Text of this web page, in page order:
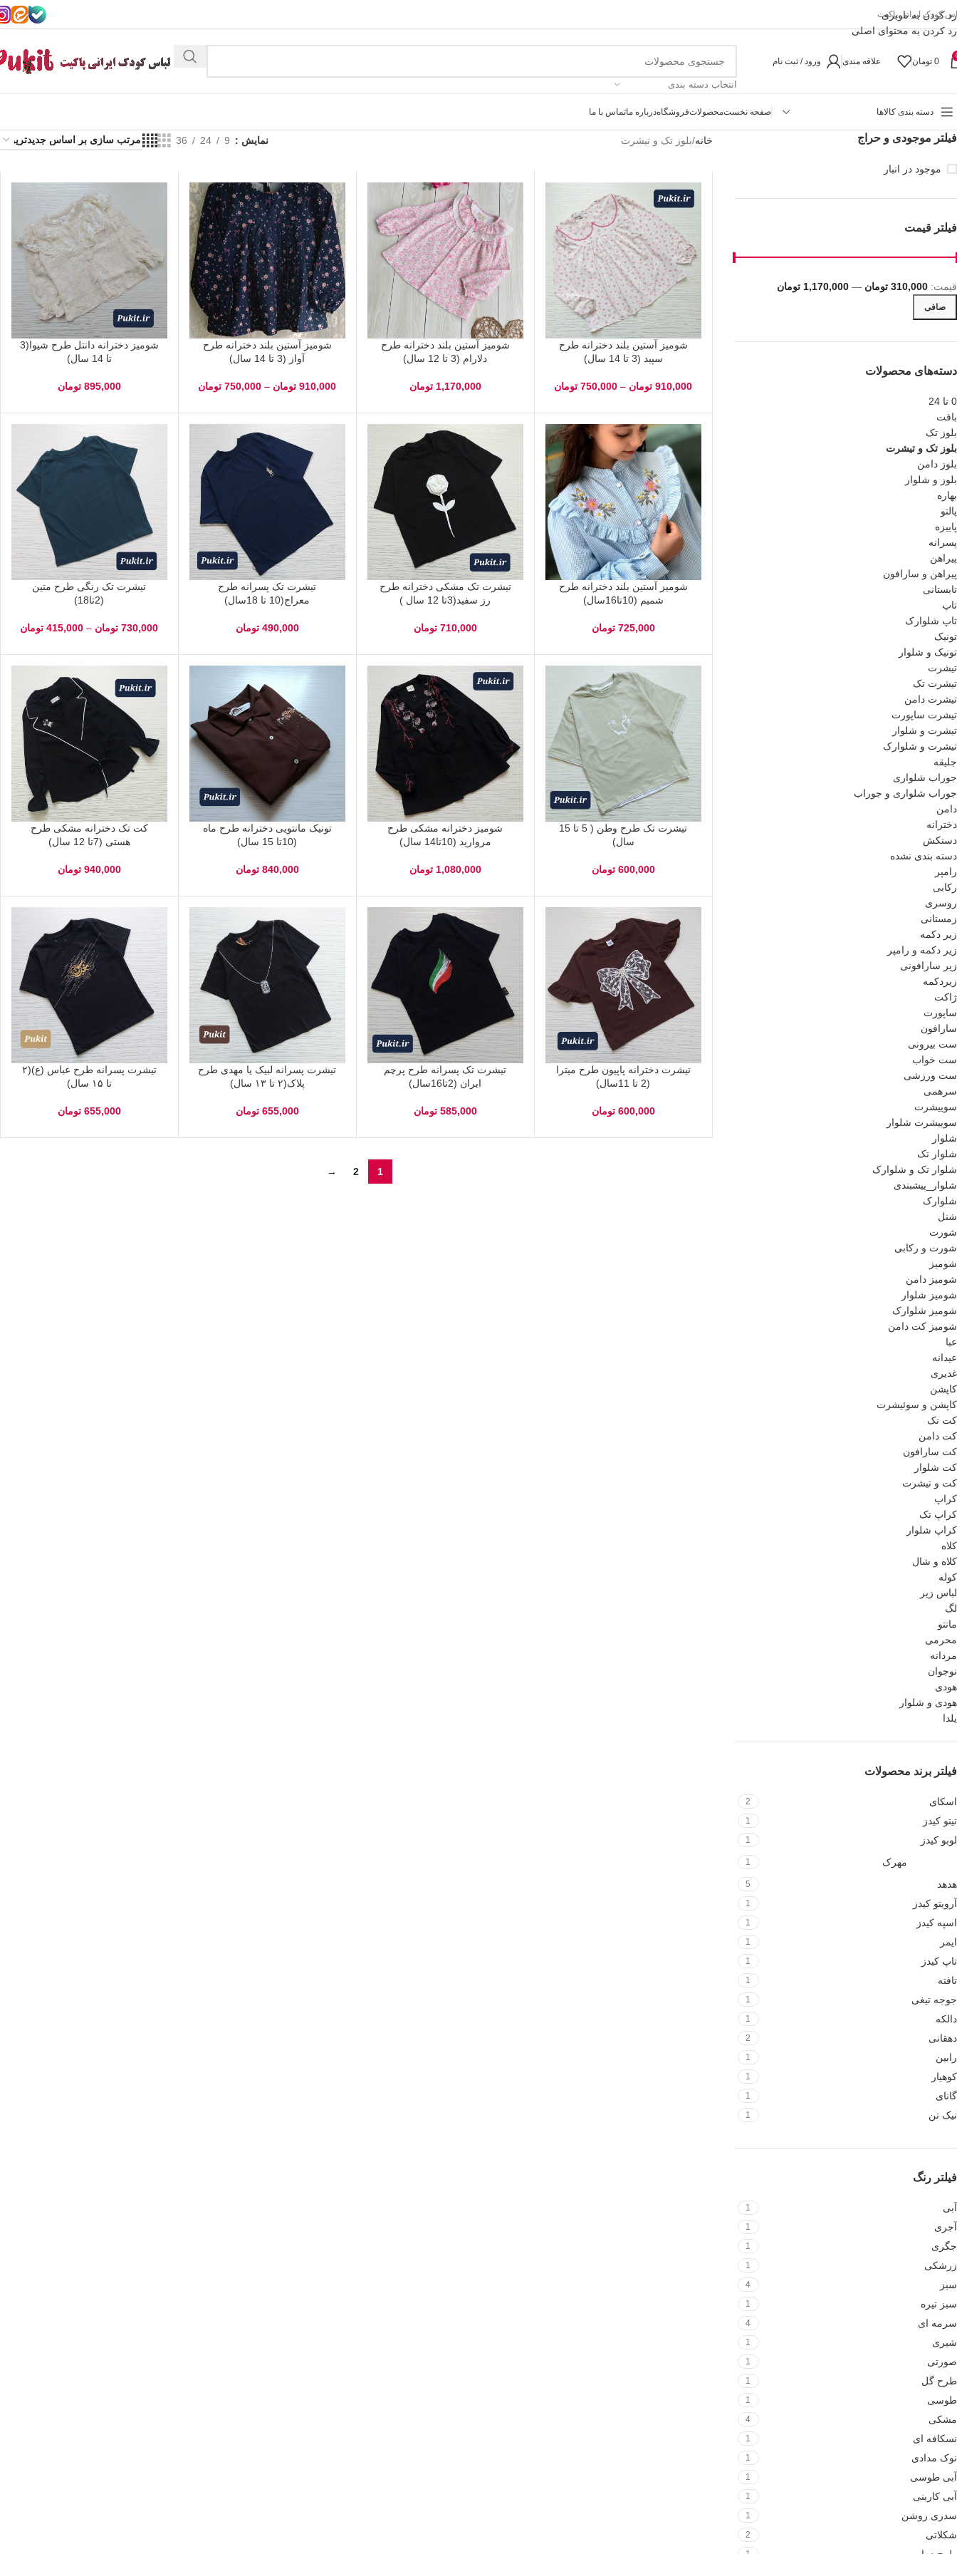
رد کردن به ناوبری
رد کردن به محتوای اصلی
کودک ایرانی پاکیت
0 تومان علاقه مندی ورود / ثبت نام
انتخاب دسته بندی
دسته بندی کالاها صفحه نخستمحصولاتفروشگاهدرباره ماتماس با ما
فیلتر موجودی و حراج
موجود در انبار
فیلتر قیمت
صافی
قيمت: 310,000 تومان — 1,170,000 تومان
دسته‌های محصولات
0 تا 24
بافت
بلوز تک
بلوز تک و تیشرت
بلوز دامن
بلوز و شلوار
بهاره
پالتو
پاییزه
پسرانه
پیراهن
پیراهن و سارافون
تابستانی
تاپ
تاپ شلوارک
تونیک
تونیک و شلوار
تیشرت
تیشرت تک
تیشرت دامن
تیشرت ساپورت
تیشرت و شلوار
تیشرت و شلوارک
جلیقه
جوراب شلواری
جوراب شلواری و جوراب
دامن
دخترانه
دستکش
دسته بندی نشده
رامپر
رکابی
روسری
زمستانی
زیر دکمه
زیر دکمه و رامپر
زیر سارافونی
زیردکمه
ژاکت
ساپورت
سارافون
ست بیرونی
ست خواب
ست ورزشی
سرهمی
سوییشرت
سوییشرت شلوار
شلوار
شلوار تک
شلوار تک و شلوارک
شلوار_پیشبندی
شلوارک
شنل
شورت
شورت و رکابی
شومیز
شومیز دامن
شومیز شلوار
شومیز شلوارک
شومیز کت دامن
عبا
عیدانه
غدیری
کاپشن
کاپشن و سوئیشرت
کت تک
کت دامن
کت سارافون
کت شلوار
کت و تیشرت
کراپ
کراپ تک
کراپ شلوار
کلاه
کلاه و شال
کوله
لباس زیر
لگ
مانتو
محرمی
مردانه
نوجوان
هودی
هودی و شلوار
یلدا
فیلتر برند محصولات
اسکای 2
تیتو کیدز 1
لوبو کیدز 1
مهرک 1
هدهد 5
آرویتو کیدز 1
اسپه کیدز 1
ایمر 1
تاپ کیدز 1
تافته 1
جوجه تیغی 1
دالکه 1
دهقانی 2
رابین 1
کوهیار 1
گانای 1
نیک تن 1
فیلتر رنگ
آبی 1
آجری 1
جگری 1
زرشکی 1
سبز 4
سبز تیره 1
سرمه ای 4
شیری 1
صورتی 1
طرح گل 1
طوسی 1
مشکی 4
نسکافه ای 1
نوک مدادی 1
آبی طوسی 1
آبی کاربنی 1
سدری روشن 1
شکلاتی 2
خانه بلوز تک و تیشرت نمایش 9
24
36
شومیز آستین بلند دخترانه طرح
سپید (3 تا 14 سال)
910,000 تومان –
750,000 تومان
شومیز آستین بلند دخترانه طرح
دلارام (3 تا 12 سال)
1,170,000 تومان
شومیز آستین بلند دخترانه طرح
آواز (3 تا 14 سال)
910,000 تومان –
750,000 تومان
شومیز دخترانه دانتل طرح شیوا(3
تا 14 سال)
895,000 تومان
شومیز آستین بلند دخترانه طرح
شمیم (10تا16سال)
725,000 تومان
تیشرت تک مشکی دخترانه طرح
رز سفید(3تا 12 سال )
710,000 تومان
تیشرت تک پسرانه طرح
معراج(10 تا 18سال)
490,000 تومان
تیشرت تک رنگی طرح متین
(2تا18)
730,000 تومان –
415,000 تومان
تیشرت تک طرح وطن ( 5 تا 15
سال)
600,000 تومان
شومیز دخترانه مشکی طرح
مروارید (10تا14 سال)
1,080,000 تومان
تونیک مانتویی دخترانه طرح ماه
(10تا 15 سال)
840,000 تومان
کت تک دخترانه مشکی طرح
هستی (7تا 12 سال)
940,000 تومان
تیشرت دخترانه پاپیون طرح میترا
(2 تا 11سال)
600,000 تومان
تیشرت تک پسرانه طرح پرچم
ایران (2تا16سال)
585,000 تومان
تیشرت پسرانه لبیک یا مهدی طرح
پلاک(۲ تا ۱۳ سال)
655,000 تومان
تیشرت پسرانه طرح عباس (ع)(۲
تا ۱۵ سال)
655,000 تومان
1
2
→